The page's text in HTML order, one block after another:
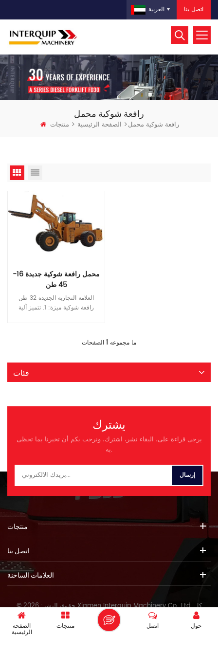
اتصل بنا العربية
رافعة شوكية محمل
الصفحة الرئيسية منتجات رافعة شوكية محمل
محمل رافعة شوكية جديدة 16-
45 طن
العلامة التجارية الجديدة 32 طن
رافعة شوكية ميزة: 1. تتميز آلية
بنية الصخور المزدوجة الكلاسيكية
والصابحة العالية للغاية الاستقرار
حركة عمود مكافحة التحكم
محرك المحرك الجاف المعزز يتوافق
تمامًا لتوفير الوقود وتقليل الاستهلاك.
4. ارتفاع ارتفاع الإغراق ومسافة
الواسعة للشوك ، وتباعد الشوكة
القابلة للتعديل مناسبة لاحتياجات
24PR Engneering مناسبة لظروف
الطرق الشديدة المتنوعة ، والتي
تتميز بأداء قوي على الطرق الوعرة.
اختيارك. 6. يمكن أن يتكيف الدين
المرتفع من الأرض ، ونصف قطر
صغير ، وزاوية انخفاض عالية للفئة
مع ظروف التشغيل المعقدة
المحرك WD10G270E201 قوة
المحرك تقييم 199 كيلو واط تصنيف
السرعة تدوير 2200R/NIN
Max.Torque 1100n.M أقصى
ما مجموعه 1 الصفحات
فئات
يشترك
يرجى قراءة على، البقاء نشر، اشترك، ونرحب بكم أن تخبرنا بما تحظى
به.
منتجات
اتصل بنا
العلامات الساخنة
© حقوق النشر: 2026 Xiamen Interquip Machinery Co., Ltd. كل
IPv6 دعم الشبكة
الصفحة
الرئيسية
منتجات حول اتصل